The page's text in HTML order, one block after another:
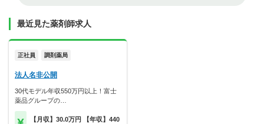
最近見た薬剤師求人
正社員 調剤薬局
法人名非公開
30代モデル年収550万円以上！富士
薬品グループの…
【月収】30.0万円 【年収】440